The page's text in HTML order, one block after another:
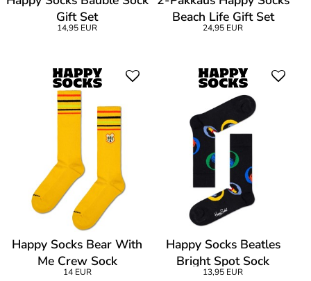
Gift Set
14,95 EUR
Beach Life Gift Set
24,95 EUR
Happy Socks Bear With
Me Crew Sock
14 EUR
Happy Socks Beatles
Bright Spot Sock
13,95 EUR